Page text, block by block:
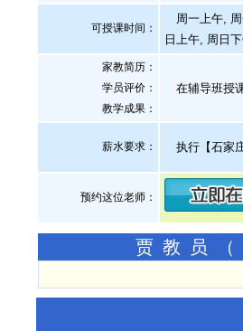
可授课时间：
周一上午,
日上午, 周日
家教简历：
学员评价：
教学成果：
在辅导班授
薪水要求： 执行【石家
预约这位老师：
贾教员